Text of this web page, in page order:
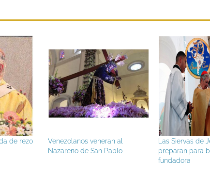
Venezolanos veneran al
Nazareno de San Pablo
Las Siervas de Jesús se
preparan para beatificar a su